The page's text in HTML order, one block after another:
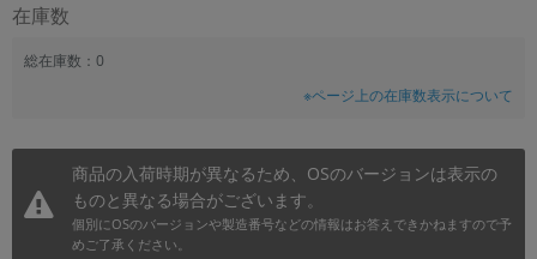
在庫数
総在庫数：0
※ページ上の在庫数表示について
商品の入荷時期が異なるため、OSのバージョンは表示の
ものと異なる場合がございます。
個別にOSのバージョンや製造番号などの情報はお答えできかねますので予
めご了承ください。
円 ～ 円